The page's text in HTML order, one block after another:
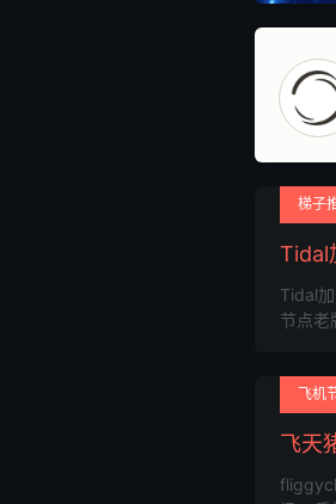
梯子
Tidal
Tidal
节点老
飞机
飞天